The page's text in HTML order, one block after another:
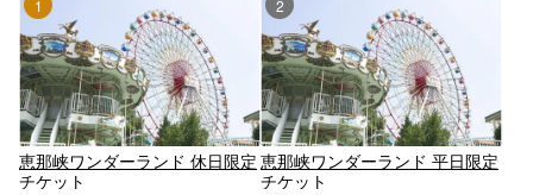
恵那峡ワンダーランド 休日限定
チケット
恵那峡ワンダーランド 平日限定
チケット